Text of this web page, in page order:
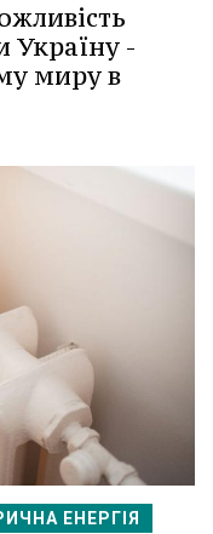
Україну -
миру в
ЕНЕРГІЯ